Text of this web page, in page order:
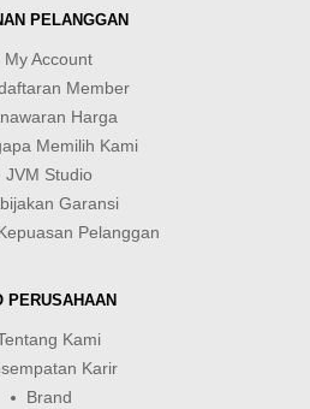
PELANGGAN
My Account
Member
Harga
Memilih Kami
JVM Studio
Garansi
Pelanggan
PERUSAHAAN
Kami
Karir
Brand